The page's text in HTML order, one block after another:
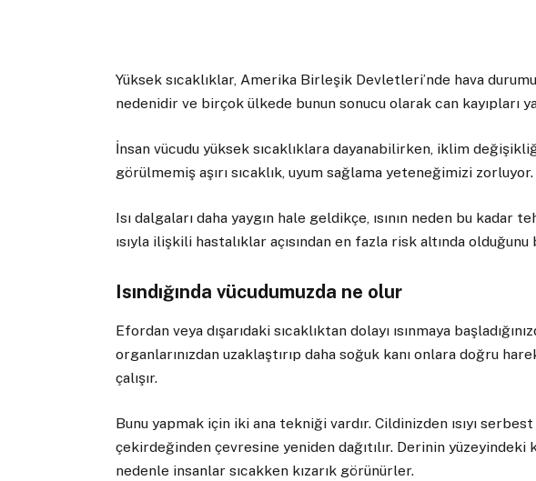
Yüksek sıcaklıklar, Amerika Birleşik Devletleri’nde hava
nedenidir ve birçok ülkede bunun sonucu olarak can kayıpları
İnsan vücudu yüksek sıcaklıklara dayanabilirken, iklim
görülmemiş aşırı sıcaklık, uyum sağlama yeteneğimizi zorluyor.
Isı dalgaları daha yaygın hale geldikçe, ısının neden bu
ısıyla ilişkili hastalıklar açısından en fazla risk altında
Isındığında vücudumuzda ne olur
Efordan veya dışarıdaki sıcaklıktan dolayı ısınmaya
organlarınızdan uzaklaştırıp daha soğuk kanı onlara doğru
çalışır.
Bunu yapmak için iki ana tekniği vardır. Cildinizden ısıyı
çekirdeğinden çevresine yeniden dağıtılır. Derinin yüzeyindeki
nedenle insanlar sıcakken kızarık görünürler.